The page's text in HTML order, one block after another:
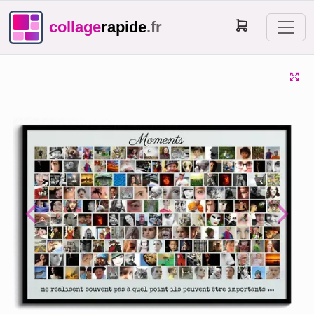
collagerapide.fr
Previous Next